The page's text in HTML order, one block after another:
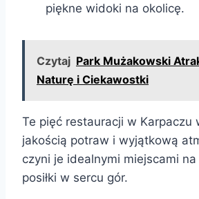
piękne widoki na okolicę.
Czytaj Park Mużakowski
Naturę i Ciekawostki
Te pięć restauracji w Karpaczu
jakością potraw i wyjątkową
czyni je idealnymi miejscami
posiłki w sercu gór.